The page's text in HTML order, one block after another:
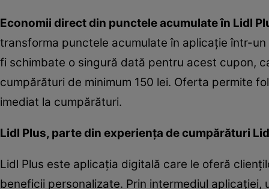
Economii direct din punctele acumulate în Lidl
transforma punctele acumulate în aplicație într-
fi schimbate o singură dată pentru acest cupon,
cumpărături de minimum 150 lei. Oferta permite
imediat la cumpărături.
Lidl Plus, parte din experiența de cumpărături
Lidl Plus este aplicația digitală care le oferă
beneficii personalizate. Prin intermediul